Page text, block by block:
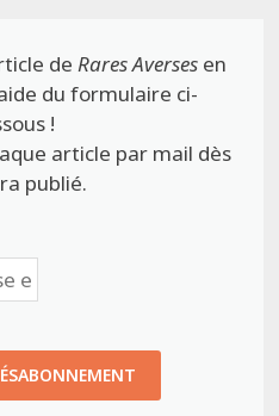
de Rares Aversesen
du formulaire ci-
!
article par mail dès
publié.